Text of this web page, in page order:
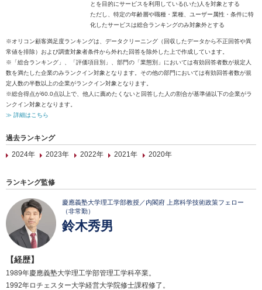
とを目的にサービスを利用している(いた)人を対象とする
ただし、特定の年齢層や職種・業種、ユーザー属性・条件に特
化したサービスは総合ランキングのみ対象外とする
※オリコン顧客満足度ランキングは、データクリーニング（回収したデータから不正回答や異
常値を排除）および調査対象者条件から外れた回答を除外した上で作成しています。
※「総合ランキング」、「評価項目別」、部門の「業態別」においては有効回答者数が規定人
数を満たした企業のみランクイン対象となります。その他の部門においては有効回答者数が規
定人数の半数以上の企業がランクイン対象となります。
※総合得点が60.0点以上で、他人に薦めたくないと回答した人の割合が基準値以下の企業がラ
ンクイン対象となります。
≫ 詳細はこちら
過去ランキング
2024年
2023年 2022年 2021年 2020年
ランキング監修
慶應義塾大学理工学部教授／内閣府 上席科学技術政策フェロー
（非常勤）
鈴木秀男
【経歴】
1989年慶應義塾大学理工学部管理工学科卒業。
1992年ロチェスター大学経営大学院修士課程修了。